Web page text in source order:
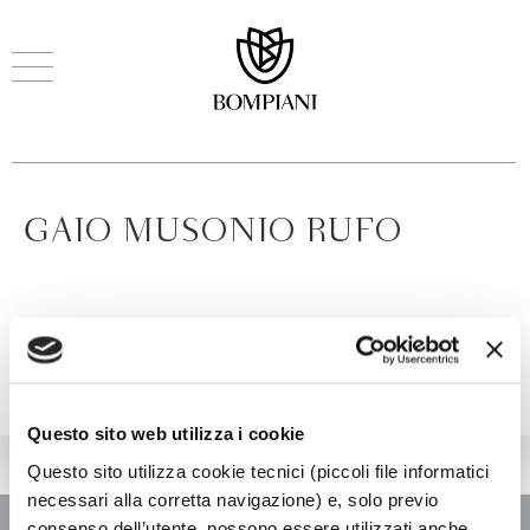
Questo sito web utilizza i cookie
Questo sito utilizza cookie tecnici (piccoli file informatici
necessari alla corretta navigazione) e, solo previo
GAIO MUSONIO RUFO